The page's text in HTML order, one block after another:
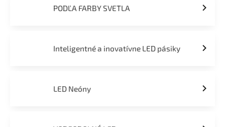
PODĽA FARBY SVETLA
Inteligentné a inovatívne LED pásiky
LED Neóny